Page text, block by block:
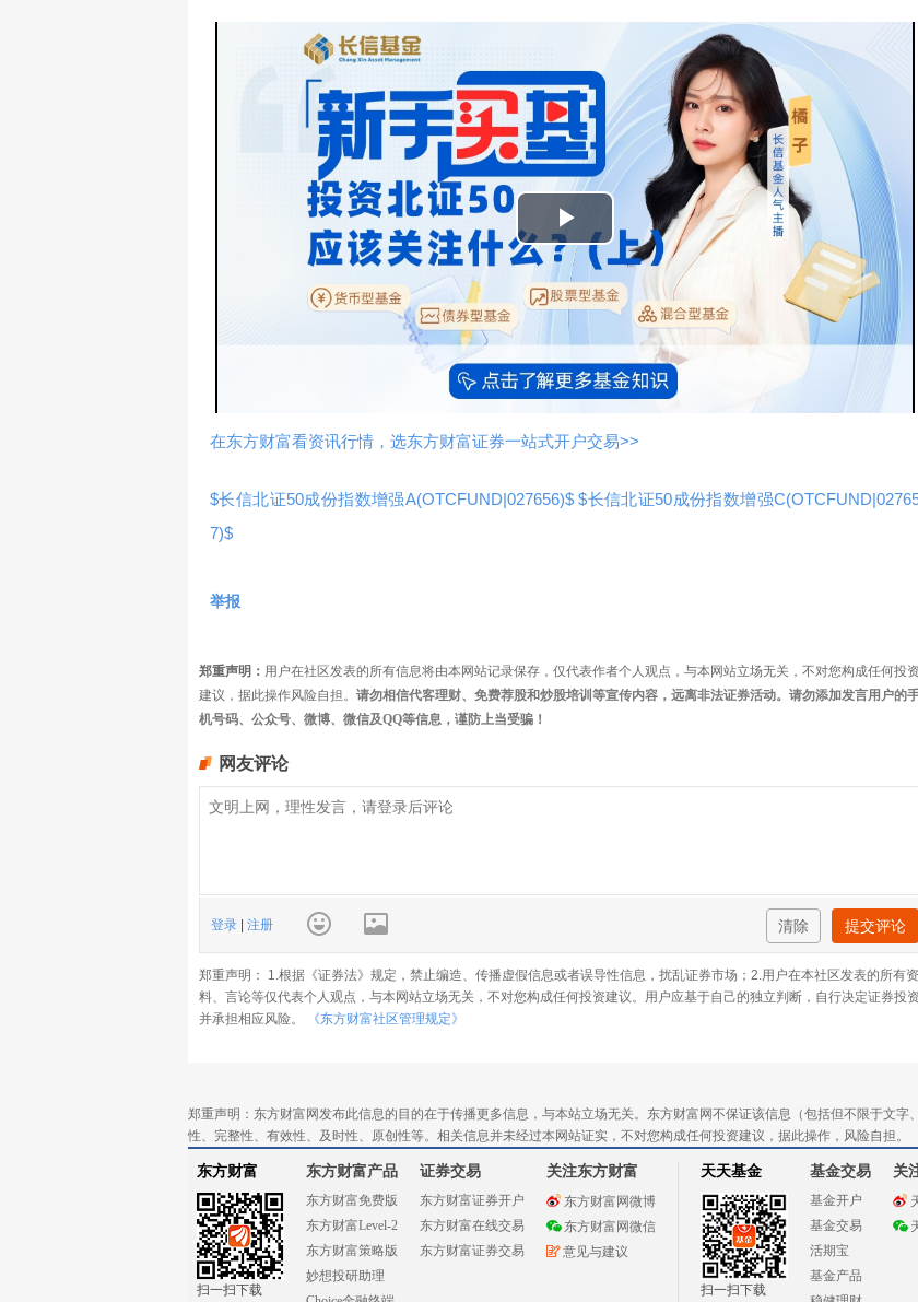
播
放
视
频
在东方财富看资讯行情，选东方财富证券一站式开户交易>>
$长信北证50成份指数增强A(OTCFUND|027656)$$长信北证50成份指数增强
7)$
举报
郑重声明： 用户在社区发表的所有信息将由本网站记录保存，仅代表作者个人观点，与本网站立场无关，不对您构成任何投
建议，据此操作风险自担。 请勿相信代客理财、免费荐股和炒股培训等宣传内容，远离非法证券活动。请勿添加发言用户的
机号码、公众号、微博、微信及QQ等信息，谨防上当受骗！
网友评论
登录 注册 清除 提交评论
郑重声明： 1.根据《证券法》规定，禁止编造、传播虚假信息或者误导性信息，扰乱证券市场；2.用户在本社区发表的所有资
料、言论等仅代表个人观点，与本网站立场无关，不对您构成任何投资建议。用户应基于自己的独立判断，自行决定证券投
并承担相应风险。
《东方财富社区管理规定》
郑重声明：东方财富网发布此信息的目的在于传播更多信息，与本站立场无关。东方财富网不保证该信息（包括但不限于文
性、完整性、有效性、及时性、原创性等。相关信息并未经过本网站证实，不对您构成任何投资建议，据此操作，风险自担。
东方财富
扫一扫下载
东方财富产品
东方财富免费版
东方财富Level-2
东方财富策略版
妙想投研助理
证券交易
东方财富证券开户
东方财富在线交易
东方财富证券交易
关注东方财富
东方财富网微博
东方财富网微信
意见与建议
天天基金
扫一扫下载
基金交易
基金开户
基金交易
活期宝
基金产品
关